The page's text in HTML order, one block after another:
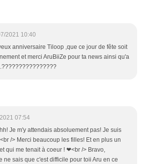
2021 10:40
anniversaire Tiloop ,que ce jour de fête soit
et merci AruBiiZe pour ta news ainsi qu'a
07:54
Je m'y attendais absoluement pas! Je suis
/> Merci beaucoup les filles! Et en plus un
qui me tenait à coeur ! ❤<br /> Bravo,
ne sais que c'est difficile pour toii Aru en ce